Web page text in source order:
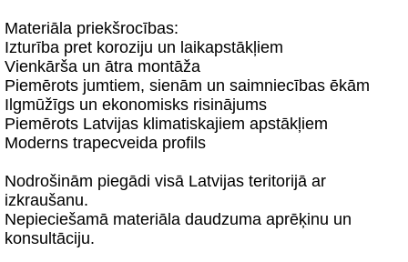
Materiāla priekšrocības:
Izturība pret koroziju un laikapstākļiem
Vienkārša un ātra montāža
Piemērots jumtiem, sienām un saimniecības ēkām
Ilgmūžīgs un ekonomisks risinājums
Piemērots Latvijas klimatiskajiem apstākļiem
Moderns trapecveida profils
Nodrošinām piegādi visā Latvijas teritorijā ar
izkraušanu.
Nepieciešamā materiāla daudzuma aprēķinu un
konsultāciju.